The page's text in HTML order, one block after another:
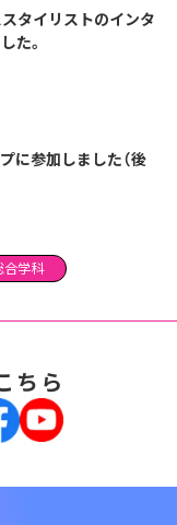
タイリストのインタ
た。
に参加しました（後
合学科
ちら